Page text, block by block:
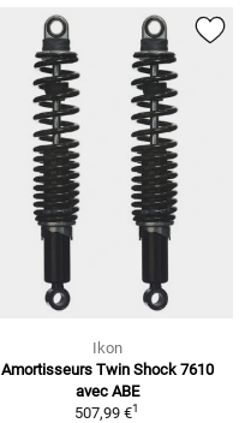
Ikon
Amortisseurs Twin Shock 7610
avec ABE
507,99 €1